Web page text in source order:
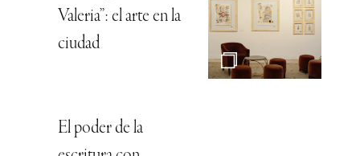
Valeria”: el arte en la
ciudad
El poder de la